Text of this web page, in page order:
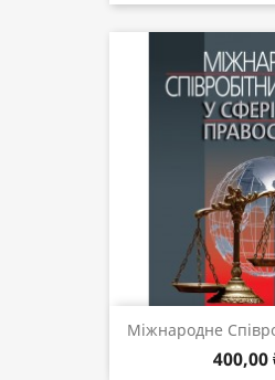
Міжнародне
400,00